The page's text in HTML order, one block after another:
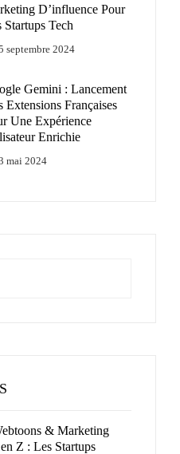
D’influence Pour
Startups Tech
septembre 2024
Gemini : Lancement
Extensions Françaises
Une Expérience
Enrichie
mai 2024
& Marketing
Z : Les Startups